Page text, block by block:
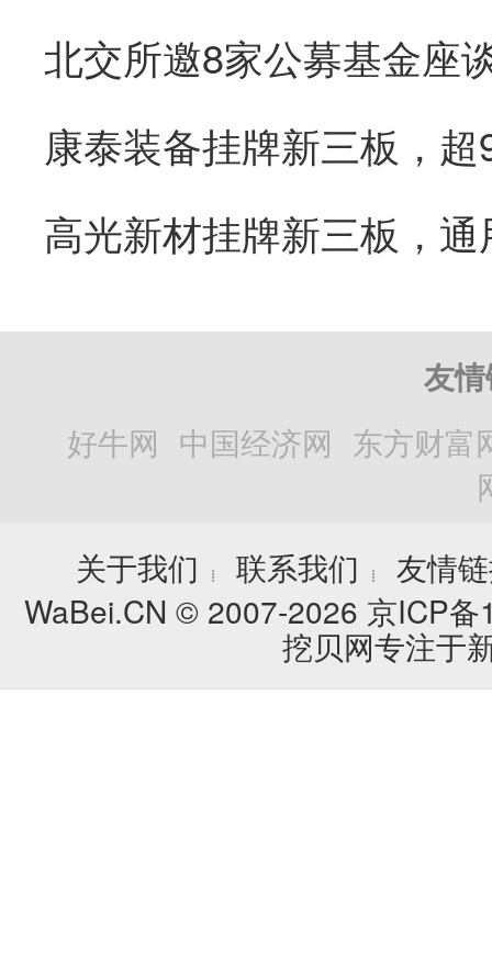
康泰装备挂牌新三板，
友
好牛网 中国经济网 东方财富
关于我们
┊ 联系我们 ┊
友情
WaBei.CN © 2007-2026 京ICP
挖贝网专注于